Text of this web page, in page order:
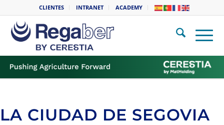
CLIENTES INTRANET ACADEMY
LA CIUDAD DE SEGOVIA